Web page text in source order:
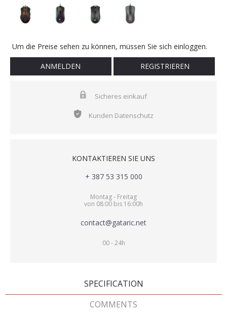
Um die Preise sehen zu können, müssen Sie sich einloggen.
ANMELDEN REGISTRIEREN
Sicheres einkauf
Kunden Datenschutz
KONTAKTIEREN SIE UNS
+ 387 53 315 000
Montag - Freitag
von 08:00 bis 16:00h
contact@gataric.net
00 - 24h
SPECIFICATION
COMMENTS